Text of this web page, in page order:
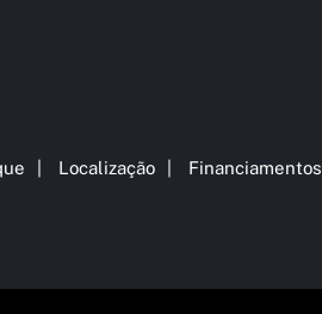
Localização
Financiamentos